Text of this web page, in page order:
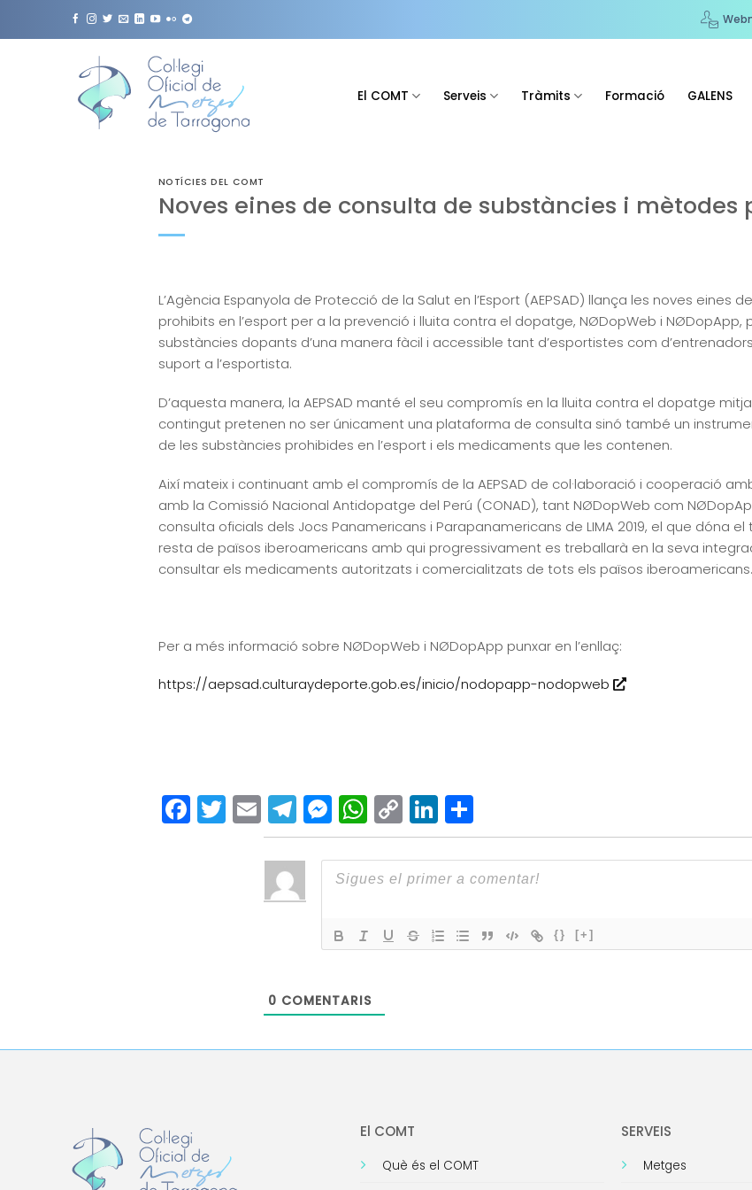
El COMT Serveis Tràmits Formació GALENS
NOTÍCIES DEL COMT
Noves eines de consulta de substàncies i mètodes
L’Agència Espanyola de Protecció de la Salut en l’Esport (AEPSAD) llança les noves
prohibits en l’esport per a la prevenció i lluita contra el dopatge, NØDopWeb i
substàncies dopants d’una manera fàcil i accessible tant d’esportistes com
suport a l’esportista.
D’aquesta manera, la AEPSAD manté el seu compromís en la lluita contra el dopatge
contingut pretenen no ser únicament una plataforma de consulta sinó també un
de les substàncies prohibides en l’esport i els medicaments que les contenen.
Així mateix i continuant amb el compromís de la AEPSAD de col·laboració i cooperació
amb la Comissió Nacional Antidopatge del Perú (CONAD), tant NØDopWeb com
consulta oficials dels Jocs Panamericans i Parapanamericans de LIMA 2019, el que dóna
resta de països iberoamericans amb qui progressivament es treballarà en la seva
consultar els medicaments autoritzats i comercialitzats de tots els països iberoamericans.
Per a més informació sobre NØDopWeb i NØDopApp punxar en l’enllaç:
https://aepsad.culturaydeporte.gob.es/inicio/nodopapp-nodopweb
Facebook
Twitter
EmailTelegram
Messenger
WhatsApp
Copy
Link
LinkedIn
Comparteix
{} [+]
0 COMENTARIS
El COMT
Què és el COMT
SERVEIS
Metges